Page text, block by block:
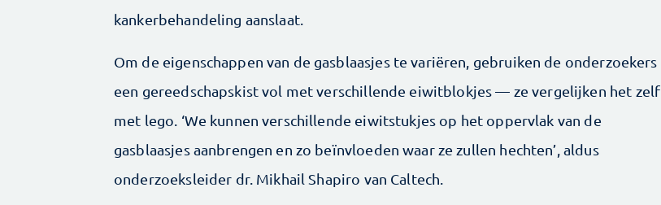
kankerbehandeling aanslaat.
Om de eigenschappen van de gasblaasjes te variëren, gebruiken de onderzoekers
een gereedschapskist vol met verschillende eiwitblokjes — ze vergelijken het zelf
met lego. ‘We kunnen verschillende eiwitstukjes op het oppervlak van de
gasblaasjes aanbrengen en zo beïnvloeden waar ze zullen hechten’, aldus
onderzoeksleider dr. Mikhail Shapiro van Caltech.